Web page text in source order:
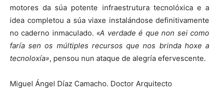
motores da súa potente infraestrutura tecnolóxica e a
idea completou a súa viaxe instalándose definitivamente
no caderno inmaculado. «A verdade é que non sei como
faría sen os múltiples recursos que nos brinda hoxe a
tecnoloxía», pensou nun ataque de alegría efervescente.
Miguel Ángel Díaz Camacho. Doctor Arquitecto